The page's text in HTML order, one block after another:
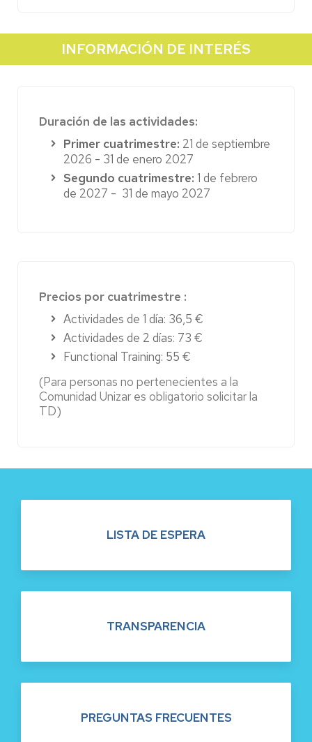
INFORMACIÓN DE INTERÉS
Duración de las actividades:
Primer cuatrimestre: 21 de septiembre
2026 - 31 de enero 2027
Segundo cuatrimestre: 1 de febrero
de 2027 - 31 de mayo 2027
Precios por cuatrimestre :
Actividades de 1 día: 36,5 €
Actividades de 2 días: 73 €
Functional Training: 55 €
(Para personas no pertenecientes a la
Comunidad Unizar es obligatorio solicitar la
TD)
LISTA DE ESPERA
TRANSPARENCIA
PREGUNTAS FRECUENTES